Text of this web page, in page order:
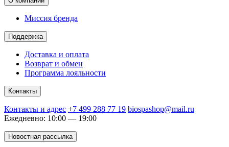
Миссия бренда
Поддержка
Доставка и оплата
Возврат и обмен
Программа лояльности
Контакты
Контакты и адрес +7 499 288 77 19 biospashop@mail.ru
Ежедневно: 10:00 — 19:00
Новостная рассылка